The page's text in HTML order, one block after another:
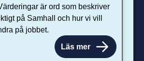
är ord som beskriver
på Samhall och hur vi vill
på jobbet.
Läs mer